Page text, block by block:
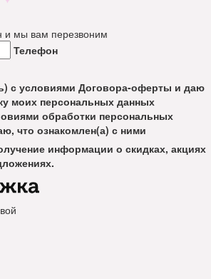
и мы вам перезвоним
Телефон
с условиями Договора-оферты и даю
моих персональных данных
обработки персональных
что ознакомлен(а) с ними
информации о скидках, акциях